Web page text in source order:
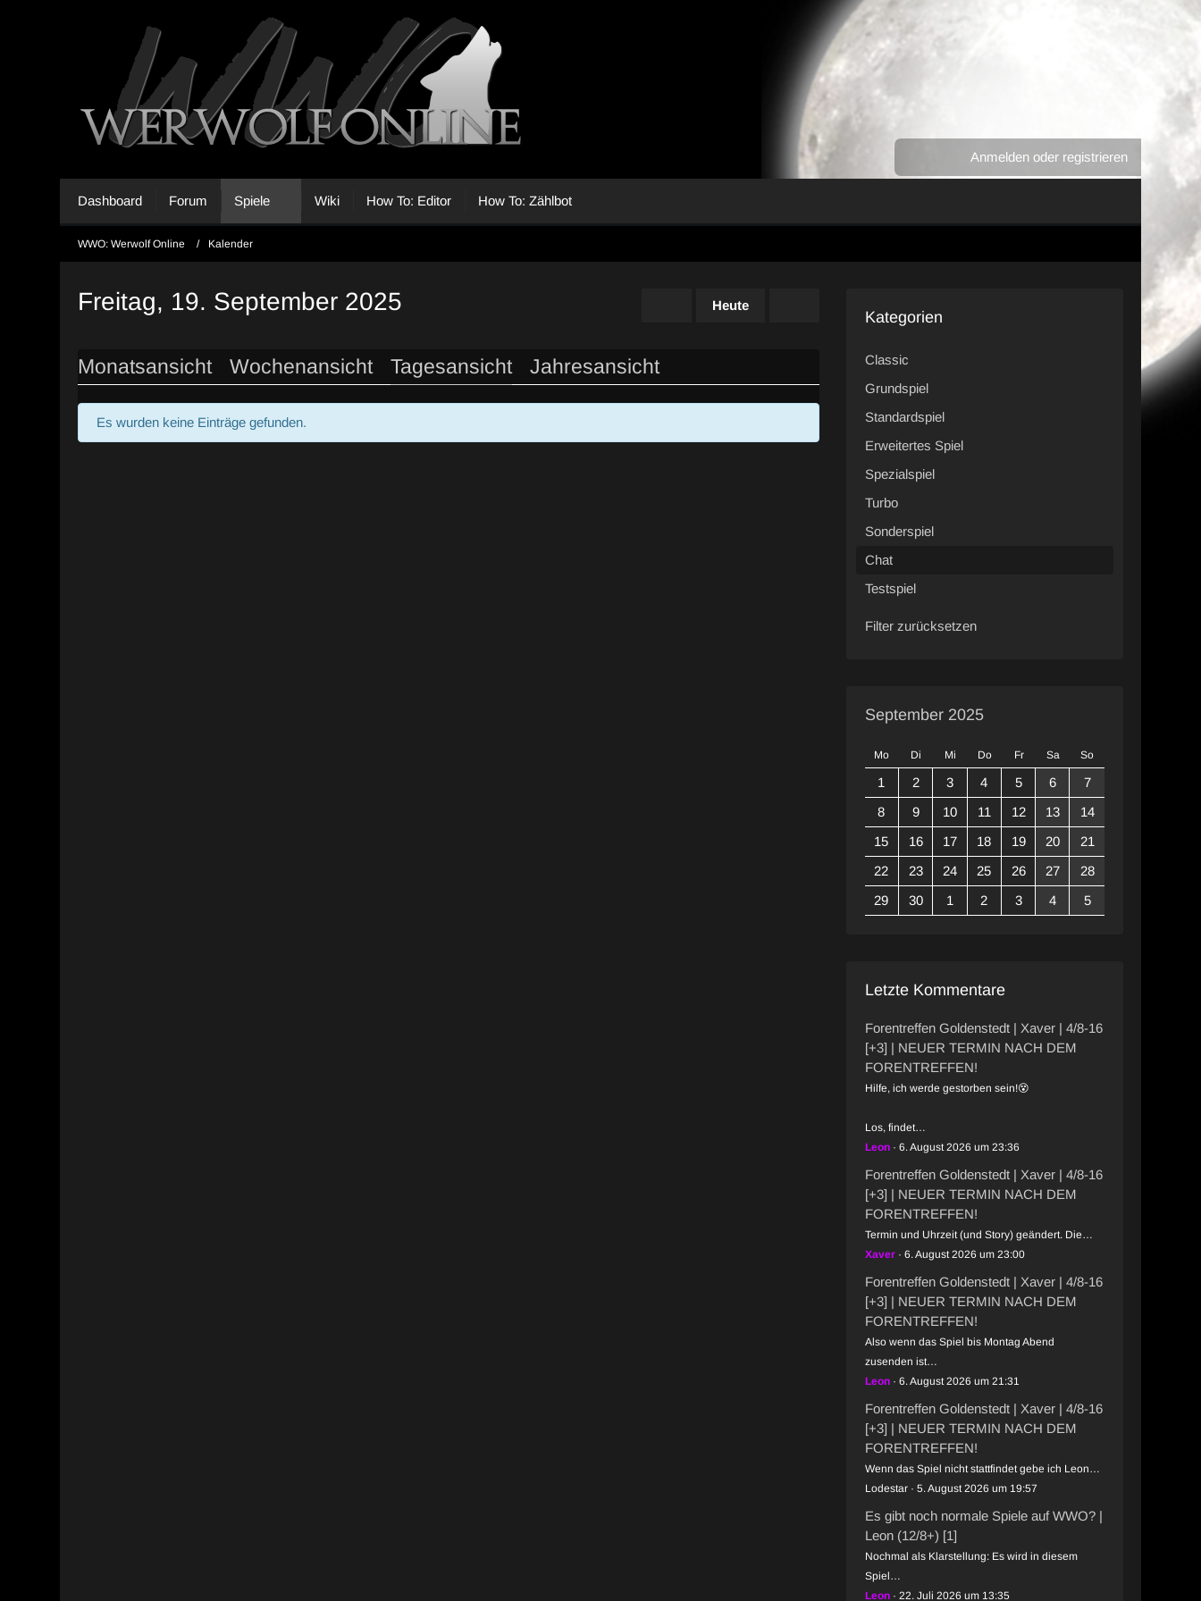
Dashboard Forum Spiele Wiki How To: Editor How To: Zählbot
Anmelden oder registrieren
WWO: Werwolf Online Kalender
Freitag, 19. September 2025 Heute
Monatsansicht Wochenansicht Tagesansicht Jahresansicht
Es wurden keine Einträge gefunden.
Kategorien
Classic
Grundspiel
Standardspiel
Erweitertes Spiel
Spezialspiel
Turbo
Sonderspiel
Chat
Testspiel
Filter zurücksetzen
September 2025
Mo Di Mi Do Fr Sa So
1 2 3 4 5 6
7
8
9 10 11 12 13
14
15
16 17 18 19 20
21
22
23 24 25 26 27
28
29
30 1 2 3 4 5
Letzte Kommentare
Forentreffen Goldenstedt | Xaver | 4/8-16
[+3] | NEUER TERMIN NACH DEM
FORENTREFFEN!
Hilfe, ich werde gestorben sein!😵
Los, findet…
Leon
6. August 2026 um 23:36
Forentreffen Goldenstedt | Xaver | 4/8-16
[+3] | NEUER TERMIN NACH DEM
FORENTREFFEN!
Termin und Uhrzeit (und Story) geändert. Die…
Xaver
6. August 2026 um 23:00
Forentreffen Goldenstedt | Xaver | 4/8-16
[+3] | NEUER TERMIN NACH DEM
FORENTREFFEN!
Also wenn das Spiel bis Montag Abend
zusenden ist…
Leon
6. August 2026 um 21:31
Forentreffen Goldenstedt | Xaver | 4/8-16
[+3] | NEUER TERMIN NACH DEM
FORENTREFFEN!
Wenn das Spiel nicht stattfindet gebe ich Leon…
Lodestar
5. August 2026 um 19:57
Es gibt noch normale Spiele auf WWO? |
Leon (12/8+) [1]
Nochmal als Klarstellung: Es wird in diesem
Spiel…
Leon
22. Juli 2026 um 13:35